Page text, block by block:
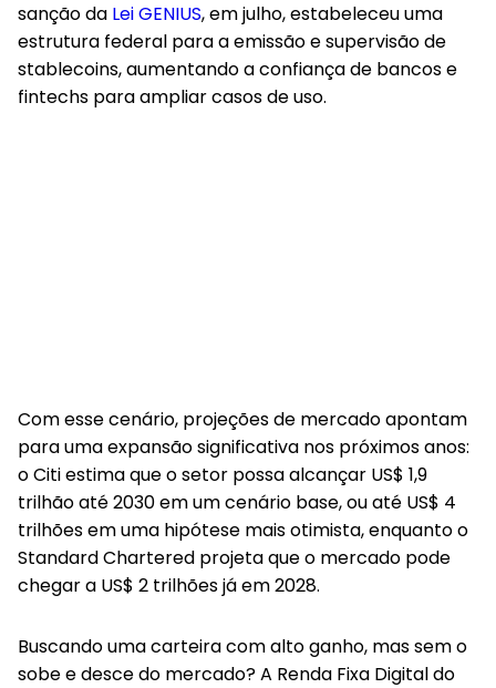
sanção da Lei GENIUS, em julho, estabeleceu uma
estrutura federal para a emissão e supervisão de
stablecoins, aumentando a confiança de bancos e
fintechs para ampliar casos de uso.
Com esse cenário, projeções de mercado apontam
para uma expansão significativa nos próximos anos:
o Citi estima que o setor possa alcançar US$ 1,9
trilhão até 2030 em um cenário base, ou até US$ 4
trilhões em uma hipótese mais otimista, enquanto o
Standard Chartered projeta que o mercado pode
chegar a US$ 2 trilhões já em 2028.
Buscando uma carteira com alto ganho, mas sem o
sobe e desce do mercado? A Renda Fixa Digital do